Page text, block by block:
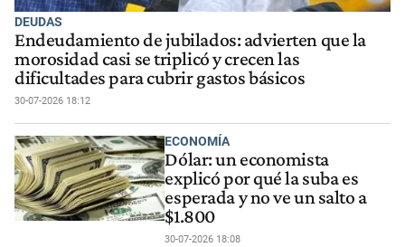
DEUDAS
Endeudamiento de jubilados: advierten que la
morosidad casi se triplicó y crecen las
dificultades para cubrir gastos básicos
30-07-2026 18:12
ECONOMÍA
Dólar: un economista
explicó por qué la suba es
esperada y no ve un salto a
$1.800
30-07-2026 18:08